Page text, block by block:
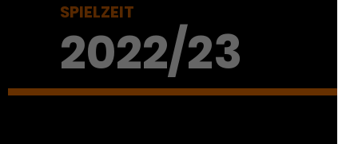
SPIELZEIT
2022/23